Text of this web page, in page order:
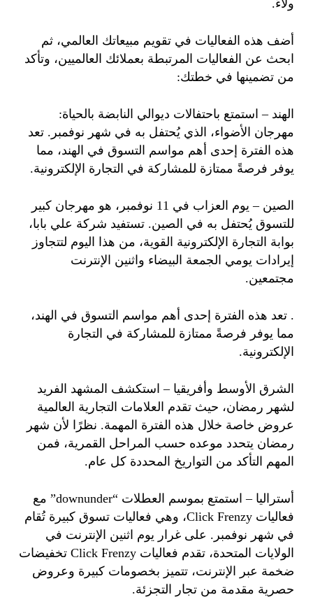
ولاءً.
أضف هذه الفعاليات في تقويم مبيعاتك العالمي، ثم
ابحث عن الفعاليات المرتبطة بعملائك العالميين، وتأكد
من تضمينها في خطتك:
الهند – استمتع باحتفالات ديوالي النابضة بالحياة:
مهرجان الأضواء، الذي يُحتفل به في شهر نوفمبر. تعد
هذه الفترة إحدى أهم مواسم التسوق في الهند، مما
يوفر فرصةً ممتازة للمشاركة في التجارة الإلكترونية.
الصين – يوم العزاب في 11 نوفمبر، هو مهرجان كبير
للتسوق يُحتفل به في الصين. تستفيد شركة علي بابا،
بوابة التجارة الإلكترونية القوية، من هذا اليوم لتتجاوز
إيرادات يومي الجمعة البيضاء واثنين الإنترنت
مجتمعين.
. تعد هذه الفترة إحدى أهم مواسم التسوق في الهند،
مما يوفر فرصةً ممتازة للمشاركة في التجارة
الإلكترونية.
الشرق الأوسط وأفريقيا – استكشف المشهد الفريد
لشهر رمضان، حيث تقدم العلامات التجارية العالمية
عروض خاصة خلال هذه الفترة المهمة. نظرًا لأن شهر
رمضان يتحدد موعده حسب المراحل القمرية، فمن
المهم التأكد من التواريخ المحددة كل عام.
أستراليا – استمتع بموسم العطلات “downunder” مع
فعاليات Click Frenzy، وهي فعاليات تسوق كبيرة تُقام
في شهر نوفمبر. على غرار يوم اثنين الإنترنت في
الولايات المتحدة، تقدم فعاليات Click Frenzy تخفيضات
ضخمة عبر الإنترنت، تتميز بخصومات كبيرة وعروض
حصرية مقدمة من تجار التجزئة.